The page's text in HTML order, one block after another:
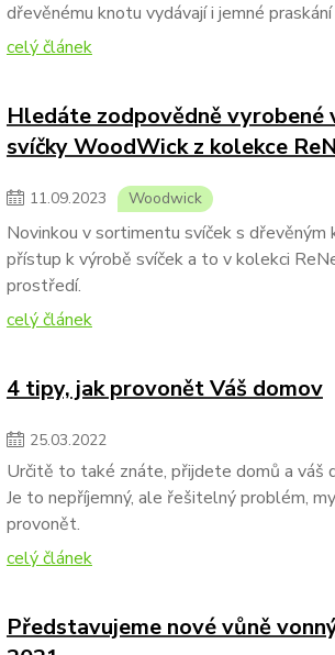
dřevěnému knotu vydávají i jemné
celý článek
Hledáte zodpovědně vyrobené
svíčky WoodWick z kolekce
11.09.2023 Woodwick
Novinkou v sortimentu svíček s
přístup k výrobě svíček a to v kolekci
prostředí.
celý článek
4 tipy, jak provonět Váš domov
25.03.2022
Určitě to také znáte, přijdete domů a váš
Je to nepříjemný, ale řešitelný problém,
provonět.
celý článek
Představujeme nové vůně